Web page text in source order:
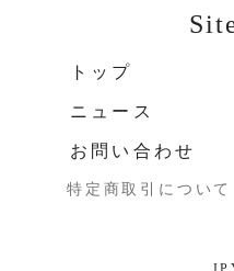
トップ
ニュース
お問い合わせ
特定商取引について
通